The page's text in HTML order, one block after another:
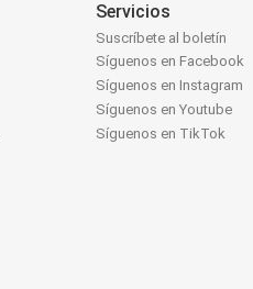
Servicios
Suscríbete al boletín
Síguenos en Facebook
Síguenos en Instagram
Síguenos en Youtube
Síguenos en TikTok